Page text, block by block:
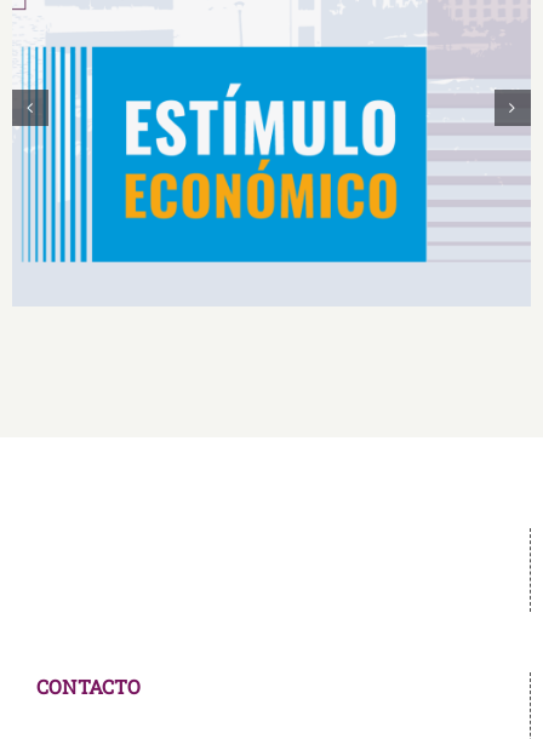
Estímulos Económicos para Deportistas de Alto
Rendimiento IS2026
CONTACTO